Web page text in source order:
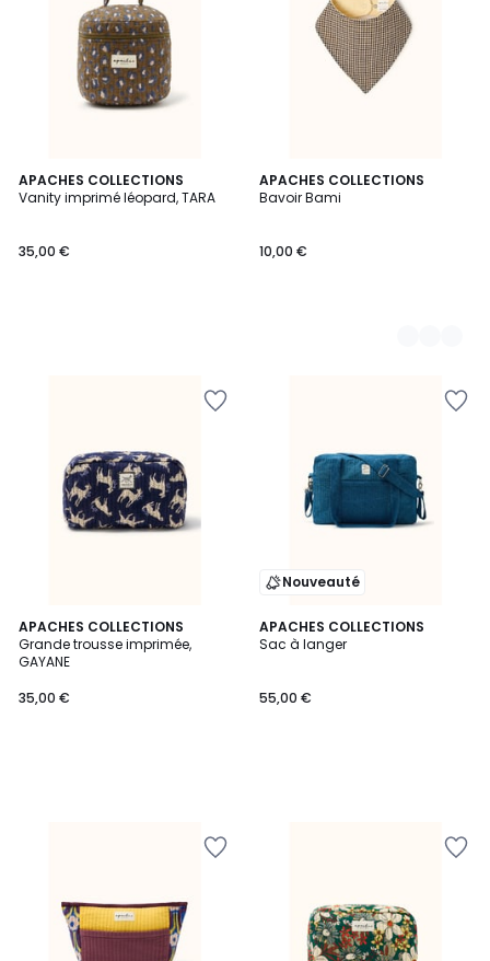
APACHES COLLECTIONS
Vanity imprimé léopard, TARA
35,00 €
APACHES COLLECTIONS
Bavoir Bami
10,00 €
3
Couleurs
APACHES COLLECTIONS
Grande trousse imprimée,
GAYANE
35,00 €
Nouveauté
APACHES COLLECTIONS
Sac à langer
55,00 €